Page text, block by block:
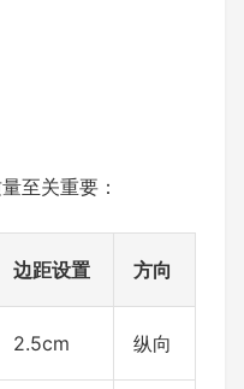
至关重要：
边距设置 方向
2.5cm 纵向